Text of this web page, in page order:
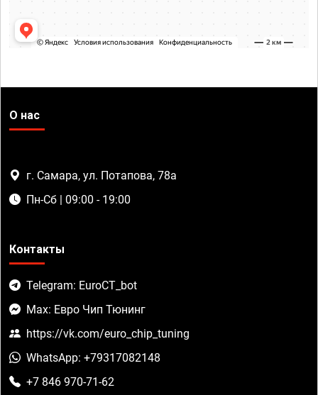
О нас
г. Самара, ул. Потапова, 78а
Пн-Сб | 09:00 - 19:00
Контакты
Telegram: EuroCT_bot
Max: Евро Чип Тюнинг
https://vk.com/euro_chip_tuning
WhatsApp: +79317082148
+7 846 970-71-62